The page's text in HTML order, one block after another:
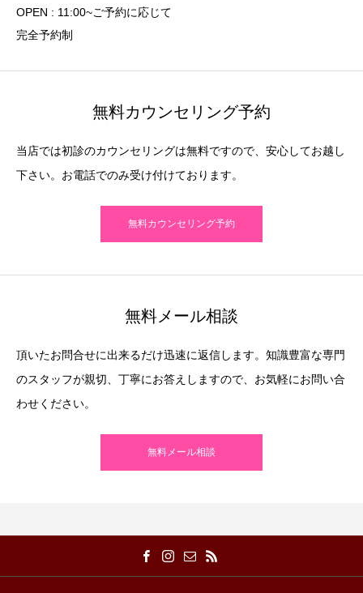
OPEN : 11:00~ご予約に応じて
完全予約制
無料カウンセリング予約
当店では初診のカウンセリングは無料ですので、安心してお越し
下さい。お電話でのみ受け付けております。
無料カウンセリング予約
無料メール相談
頂いたお問合せに出来るだけ迅速に返信します。知識豊富な専門
のスタッフが親切、丁寧にお答えしますので、お気軽にお問い合
わせください。
無料メール相談